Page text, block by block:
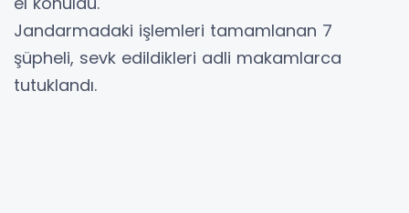
Jandarmadaki işlemleri tamamlanan 7
şüpheli, sevk edildikleri adli makamlarca
tutuklandı.